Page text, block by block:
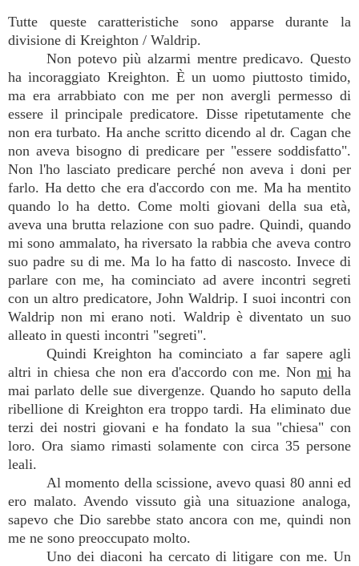
Tutte queste caratteristiche sono apparse durante la
divisione di Kreighton / Waldrip.
Non potevo più alzarmi mentre predicavo. Questo
ha incoraggiato Kreighton. È un uomo piuttosto timido,
ma era arrabbiato con me per non avergli permesso di
essere il principale predicatore. Disse ripetutamente che
non era turbato. Ha anche scritto dicendo al dr. Cagan che
non aveva bisogno di predicare per "essere soddisfatto".
Non l'ho lasciato predicare perché non aveva i doni per
farlo. Ha detto che era d'accordo con me. Ma ha mentito
quando lo ha detto. Come molti giovani della sua età,
aveva una brutta relazione con suo padre. Quindi, quando
mi sono ammalato, ha riversato la rabbia che aveva contro
suo padre su di me. Ma lo ha fatto di nascosto. Invece di
parlare con me, ha cominciato ad avere incontri segreti
con un altro predicatore, John Waldrip. I suoi incontri con
Waldrip non mi erano noti. Waldrip è diventato un suo
alleato in questi incontri "segreti".
Quindi Kreighton ha cominciato a far sapere agli
altri in chiesa che non era d'accordo con me. Non mi ha
mai parlato delle sue divergenze. Quando ho saputo della
ribellione di Kreighton era troppo tardi. Ha eliminato due
terzi dei nostri giovani e ha fondato la sua "chiesa" con
loro. Ora siamo rimasti solamente con circa 35 persone
leali.
Al momento della scissione, avevo quasi 80 anni ed
ero malato. Avendo vissuto già una situazione analoga,
sapevo che Dio sarebbe stato ancora con me, quindi non
me ne sono preoccupato molto.
Uno dei diaconi ha cercato di litigare con me. Un